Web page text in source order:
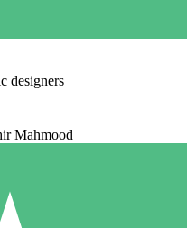
designers
Mahmood